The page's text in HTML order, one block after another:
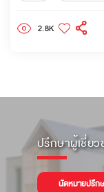
2.8K
ปรึกษาผู้เชี่ย
นัดหมายปรึก